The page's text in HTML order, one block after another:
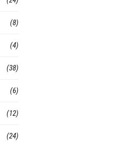
(8)
(4)
(38)
(6)
(12)
(24)